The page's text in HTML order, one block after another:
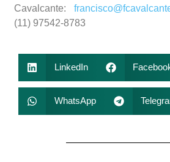
Cavalcante:
(11) 97542-8783
LinkedIn
WhatsApp